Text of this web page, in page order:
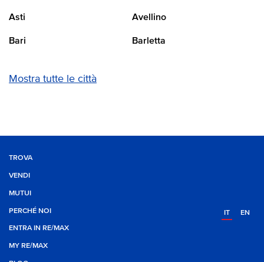
Asti Avellino
Bari Barletta
Mostra tutte le città
TROVA
VENDI
MUTUI
PERCHÉ NOI
ENTRA IN RE/MAX
MY RE/MAX
IT EN